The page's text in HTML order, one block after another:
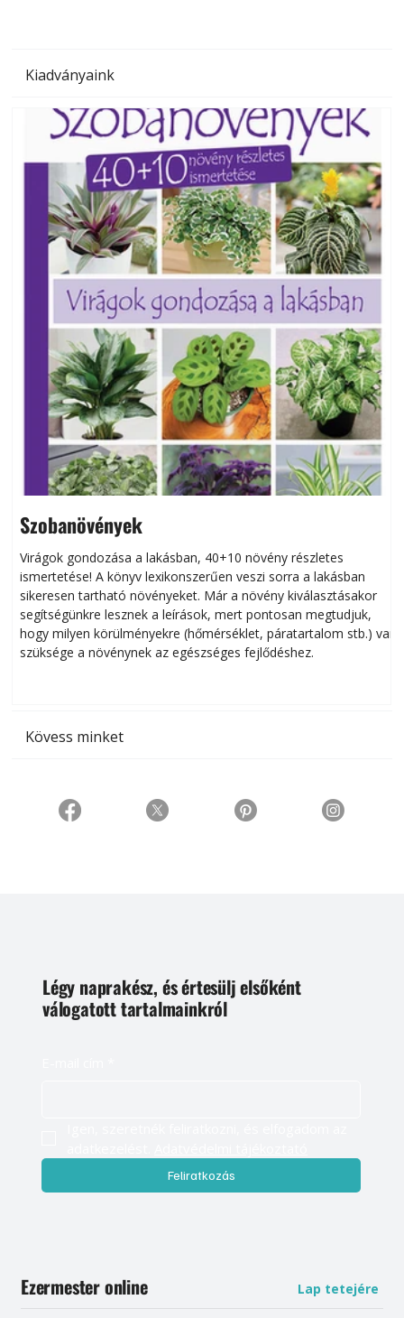
Kiadványaink
Szobanövények
Virágok gondozása a lakásban, 40+10 növény részletes
ismertetése! A könyv lexikonszerűen veszi sorra a lakásban
sikeresen tart­ha­tó növényeket. Már a növény kiválasztásakor
segítségünkre lesznek a leírások, mert pontosan megtudjuk,
hogy milyen körülményekre (hőmérséklet, páratartalom stb.) van
szüksége a növénynek az egészséges fejlődéshez.
Kövess minket
Légy naprakész, és értesülj elsőként
válogatott tartalmainkról
Feliratkozás
Ezermester online Lap tetejére